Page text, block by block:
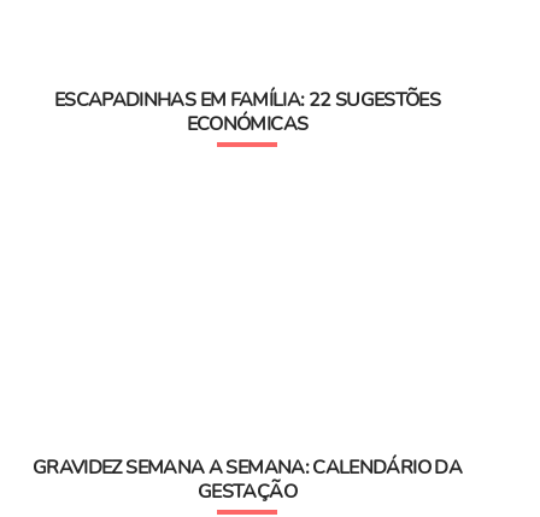
ESCAPADINHAS EM FAMÍLIA: 22 SUGESTÕES
ECONÓMICAS
GRAVIDEZ SEMANA A SEMANA: CALENDÁRIO DA
GESTAÇÃO